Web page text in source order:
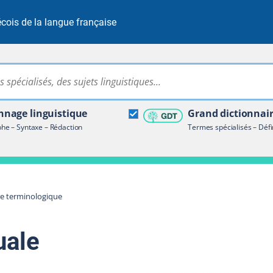
de la langue française
Rechercher dans tout le site
linguistique
– Syntaxe – Rédaction
Grand
Termes spécialisés –
terminologique
terminologique